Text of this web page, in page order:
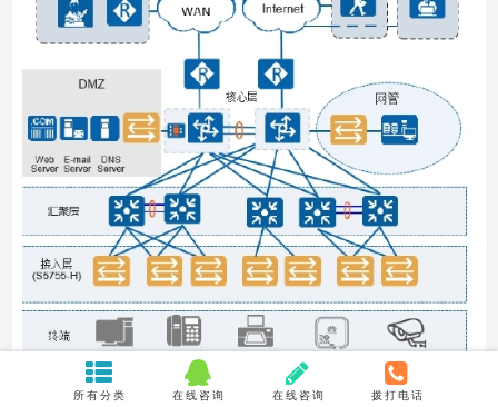
所有分类 在线咨询 在线咨询 拨打电话